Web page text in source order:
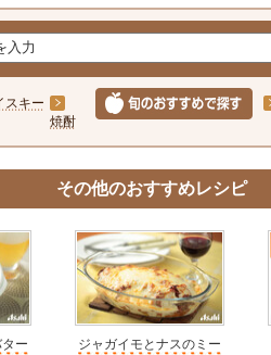
スキー
焼酎
その他のおすすめレシピ
ー
ジャガイモとナスのミー